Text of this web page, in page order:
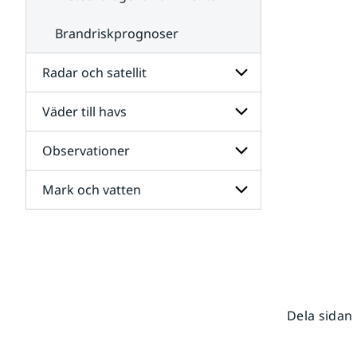
Brandriskprognoser
Radar och satellit
Undersidor
för
Radar
och
satellit
Väder till havs
Undersidor
för
Väder
till
havs
Observationer
Undersidor
för
Mark och vatten
Dela sidan